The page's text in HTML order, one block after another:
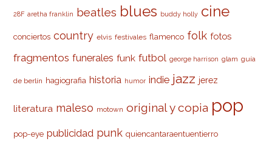
28F aretha franklin beatles blues buddy holly cine
conciertos country elvis festivales flamenco folk fotos
fragmentos funerales funk futbol george harrison glam guía
de berlín hagiografia historia humor indie jazz jerez
literatura maleso motown original y copia pop
pop-eye publicidad punk quiencantaraentuentierro